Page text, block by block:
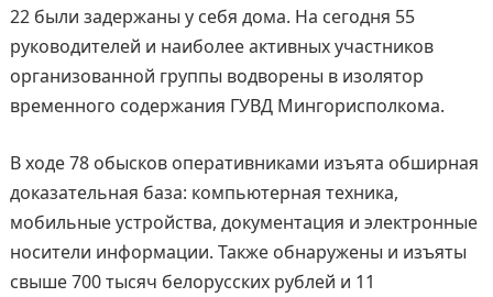
22 были задержаны у себя дома. На сегодня 55
руководителей и наиболее активных участников
организованной группы водворены в изолятор
временного содержания ГУВД Мингорисполкома.
В ходе 78 обысков оперативниками изъята обширная
доказательная база: компьютерная техника,
мобильные устройства, документация и электронные
носители информации. Также обнаружены и изъяты
свыше 700 тысяч белорусских рублей и 11